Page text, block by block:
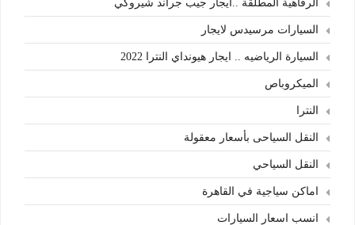
الرفاهية المطلقة ..ايجار جيب جراند شيروكي
السيارات مرسيدس لايجار
السيارة الرياضيه .. ايجار هيونداي النترا 2022
الميكروباص
النترا
النقل السياحى بأسعار معقولة
النقل السياحي
اماكن سياجية في القاهرة
انسب اسعار السيارات